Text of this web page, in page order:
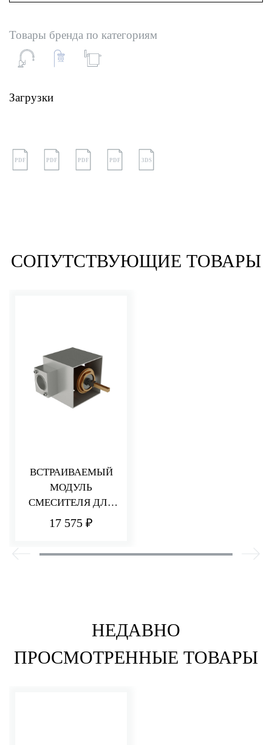
Товары бренда по категориям
Загрузки
PDF PDF PDF PDF 3DS
СОПУТСТВУЮЩИЕ ТОВАРЫ
ВСТРАИВАЕМЫЙ
МОДУЛЬ
СМЕСИТЕЛЯ ДЛЯ
РАКОВИНЫ/ДУША
17 575 ₽
НЕДАВНО
ПРОСМОТРЕННЫЕ ТОВАРЫ